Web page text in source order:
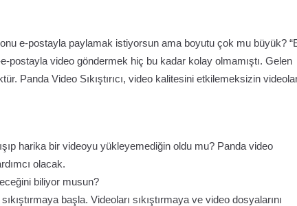
e-postayla paylamak istiyorsun ama boyutu çok mu büyük?
postayla video göndermek hiç bu kadar kolay olmamıştı. Gelen
Panda Video Sıkıştırıcı, video kalitesini etkilemeksizin
harika bir videoyu yükleyemediğin oldu mu? Panda video
olacak.
biliyor musun?
başla. Videoları sıkıştırmaya ve video dosyalarını